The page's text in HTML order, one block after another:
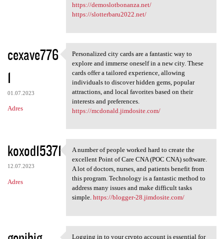
https://demoslotbonanza.net/
https://slotterbaru2022.net/
cexave776
1
01.07.2023
Adres
Personalized city cards are a
Personalized city cards are a fantastic way to
explore and immerse oneself in a new city. These
cards offer a tailored experience, allowing
individuals to discover hidden gems, popular
attractions, and local favorites based on their
interests and preferences.
https://mcdonald.jimdosite.com/
koxod15371
12.07.2023
Adres
A number of people worked
A number of people worked hard to create the
excellent Point of Care CNA (POC CNA) software.
A lot of doctors, nurses, and patients benefit from
this program. Technology is a fantastic method to
address many issues and make difficult tasks
simple. https://blogger-28.jimdosite.com/
Logging in to your crypto account is essential for